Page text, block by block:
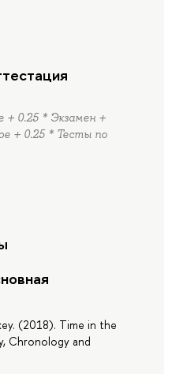
+ 0.25 * Экзамен +
+ 0.25 * Тесты по
(2018). Time in the
Chronology and